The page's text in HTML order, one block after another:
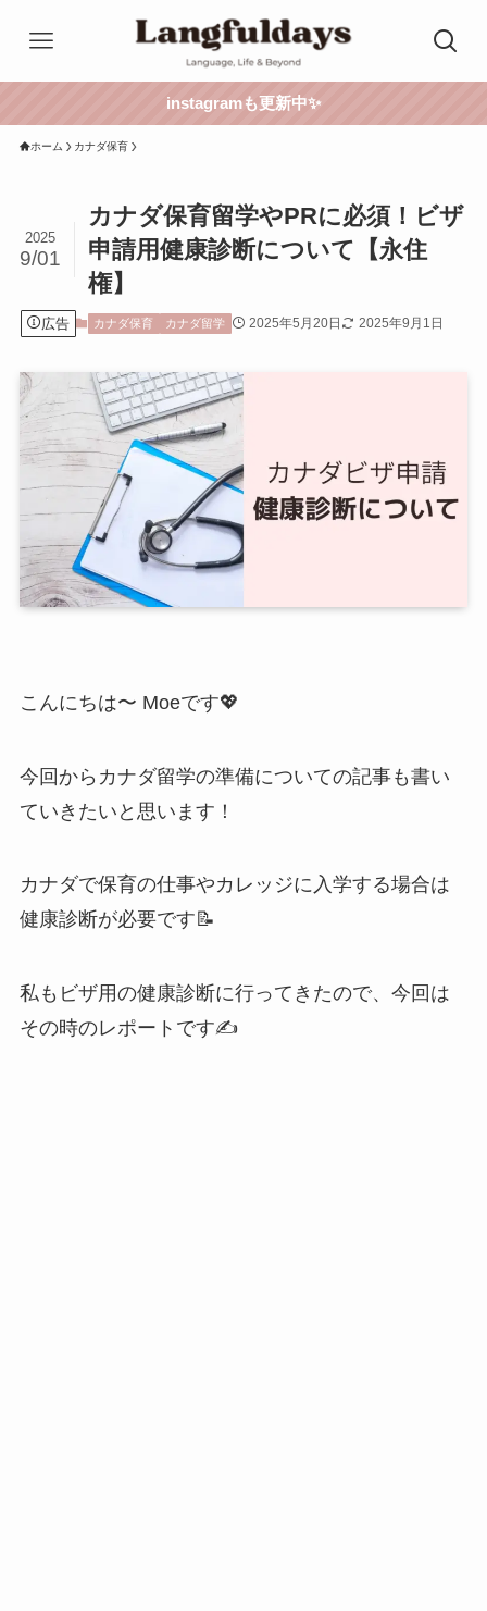
instagramも更新中✨
ホーム カナダ保育
カナダ保育留学やPRに必須！ビザ
申請用健康診断について【永住
権】
2025
9/01
広告 カナダ保育 カナダ留学 2025年5月20日 2025年9月1日
こんにちは〜 Moeです💖
今回からカナダ留学の準備についての記事も書い
ていきたいと思います！
カナダで保育の仕事やカレッジに入学する場合は
健康診断が必要です📝
私もビザ用の健康診断に行ってきたので、今回は
その時のレポートです✍️